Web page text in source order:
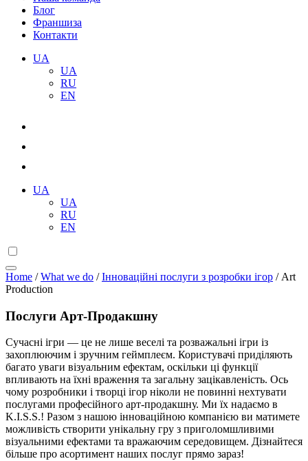
Блог
Франшиза
Контакти
UA
UA
RU
EN
UA
UA
RU
EN
Home /What we do /Інноваційні послуги з розробки ігор / Art
Production
Послуги Арт-Продакшну
Сучасні ігри — це не лише веселі та розважальні ігри із
захоплюючим і зручним геймплеєм. Користувачі приділяють
багато уваги візуальним ефектам, оскільки ці функції
впливають на їхні враження та загальну зацікавленість. Ось
чому розробники і творці ігор ніколи не повинні нехтувати
послугами професійного арт-продакшну. Ми їх надаємо в
K.I.S.S.! Разом з нашою інноваційною компанією ви матимете
можливість створити унікальну гру з приголомшливими
візуальними ефектами та вражаючим середовищем. Дізнайтеся
більше про асортимент наших послуг прямо зараз!